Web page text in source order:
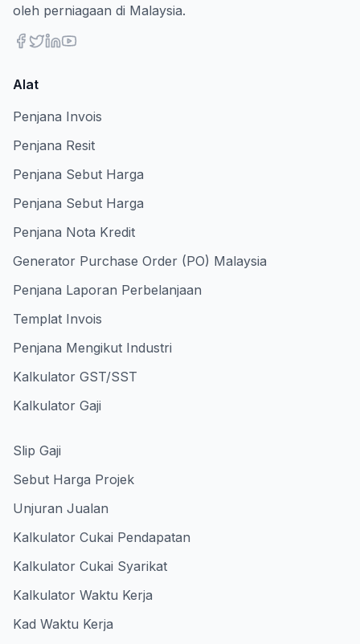
oleh perniagaan di Malaysia.
Alat
Penjana Invois
Penjana Resit
Penjana Sebut Harga
Penjana Sebut Harga
Penjana Nota Kredit
Generator Purchase Order (PO) Malaysia
Penjana Laporan Perbelanjaan
Templat Invois
Penjana Mengikut Industri
Kalkulator GST/SST
Kalkulator Gaji
Slip Gaji
Sebut Harga Projek
Unjuran Jualan
Kalkulator Cukai Pendapatan
Kalkulator Cukai Syarikat
Kalkulator Waktu Kerja
Kad Waktu Kerja